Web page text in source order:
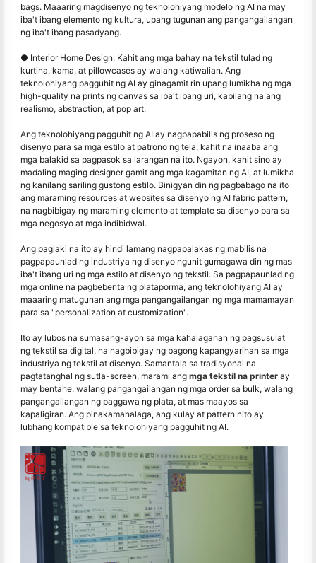
bags. Maaaring magdisenyo ng teknolohiyang modelo ng AI na may
iba't ibang elemento ng kultura, upang tugunan ang pangangailangan
ng iba't ibang pasadyang.
● Interior Home Design: Kahit ang mga bahay na tekstil tulad ng
kurtina, kama, at pillowcases ay walang katiwalian. Ang
teknolohiyang pagguhit ng AI ay ginagamit rin upang lumikha ng mga
high-quality na prints ng canvas sa iba't ibang uri, kabilang na ang
realismo, abstraction, at pop art.
Ang teknolohiyang pagguhit ng AI ay nagpapabilis ng proseso ng
disenyo para sa mga estilo at patrono ng tela, kahit na inaaba ang
mga balakid sa pagpasok sa larangan na ito. Ngayon, kahit sino ay
madaling maging designer gamit ang mga kagamitan ng AI, at lumikha
ng kanilang sariling gustong estilo. Binigyan din ng pagbabago na ito
ang maraming resources at websites sa disenyo ng AI fabric pattern,
na nagbibigay ng maraming elemento at template sa disenyo para sa
mga negosyo at mga indibidwal.
Ang paglaki na ito ay hindi lamang nagpapalakas ng mabilis na
pagpapaunlad ng industriya ng disenyo ngunit gumagawa din ng mas
iba't ibang uri ng mga estilo at disenyo ng tekstil. Sa pagpapaunlad ng
mga online na pagbebenta ng plataporma, ang teknolohiyang AI ay
maaaring matugunan ang mga pangangailangan ng mga mamamayan
para sa "personalization at customization".
Ito ay lubos na sumasang-ayon sa mga kahalagahan ng pagsusulat
ng tekstil sa digital, na nagbibigay ng bagong kapangyarihan sa mga
industriya ng tekstil at disenyo. Samantala sa tradisyonal na
pagtatanghal ng sutla-screen, marami ang mga tekstil na printer ay
may bentahe: walang pangangailangan ng mga order sa bulk, walang
pangangailangan ng paggawa ng plata, at mas maayos sa
kapaligiran. Ang pinakamahalaga, ang kulay at pattern nito ay
lubhang kompatible sa teknolohiyang pagguhit ng AI.